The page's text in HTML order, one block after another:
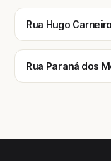
Rua Hugo Carneiro